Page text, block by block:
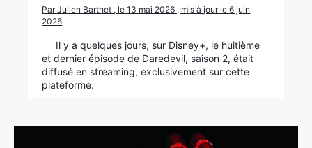
Par Julien Barthet , le 13 mai 2026 , mis à jour le 6 juin
2026
Il y a quelques jours, sur Disney+, le huitième
et dernier épisode de Daredevil, saison 2, était
diffusé en streaming, exclusivement sur cette
plateforme.